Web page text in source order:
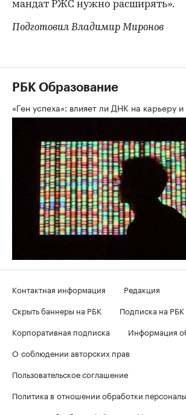
мандат РЖС нужно расширять».
Подготовил Владимир Миронов
РБК Образование
«Ген успеха»: влияет ли ДНК на карьеру и
Контактная информация
Редакция
Скрыть баннеры на РБК
Подписка на РБК
Корпоративная подписка
Информация
О соблюдении авторских прав
Пользовательское соглашение
Политика в отношении обработки